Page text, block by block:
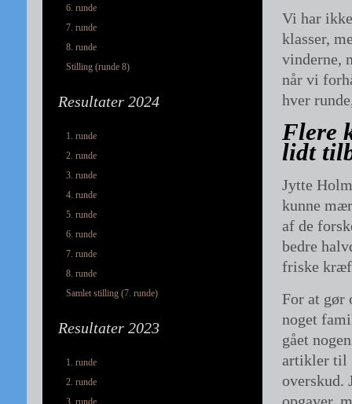
6. runde
7. runde
8. runde
Stilling (runde 8)
Resultater 2024
1. runde
2. runde
3. runde
4. runde
5. runde
6. runde
7. runde
8. runde
Samlet stilling (7. runde)
Resultater 2023
1. runde
2. runde
3. runde
Vi har
klasser,
vinderne,
når vi
hver
Flere
lidt
Jytte
kunne
af de
bedre
friske
For at gør
noget
gået
artikler til
overskud.